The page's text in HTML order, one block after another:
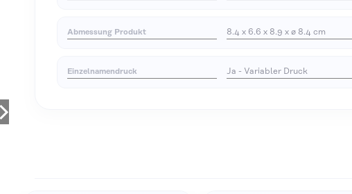
Abmessung Produkt 8.4 x 6.6 x 8.9 x ø 8.4 cm
Einzelnamendruck Ja - Variabler Druck